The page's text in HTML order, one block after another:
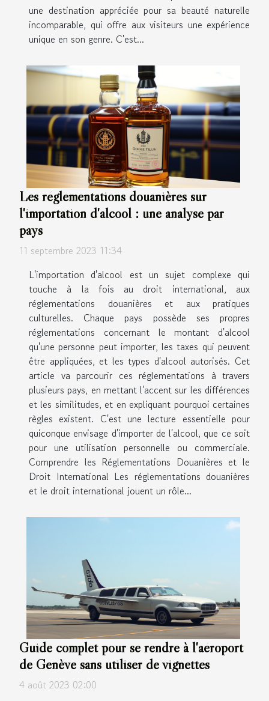
une destination appréciée pour sa beauté naturelle
incomparable, qui offre aux visiteurs une expérience
unique en son genre. C'est...
Les réglementations douanières sur
l'importation d'alcool : une analyse par
pays
11 septembre 2023 11:34
L'importation d'alcool est un sujet complexe qui
touche à la fois au droit international, aux
réglementations douanières et aux pratiques
culturelles. Chaque pays possède ses propres
réglementations concernant le montant d'alcool
qu'une personne peut importer, les taxes qui peuvent
être appliquées, et les types d'alcool autorisés. Cet
article va parcourir ces réglementations à travers
plusieurs pays, en mettant l'accent sur les différences
et les similitudes, et en expliquant pourquoi certaines
règles existent. C'est une lecture essentielle pour
quiconque envisage d'importer de l'alcool, que ce soit
pour une utilisation personnelle ou commerciale.
Comprendre les Réglementations Douanières et le
Droit International Les réglementations douanières
et le droit international jouent un rôle...
Guide complet pour se rendre à l'aéroport
de Genève sans utiliser de vignettes
4 août 2023 02:00